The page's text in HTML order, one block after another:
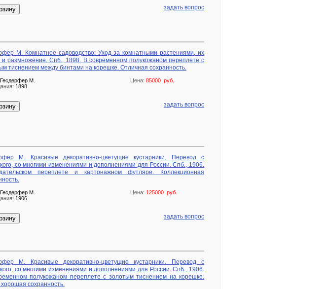
задать вопрос
М. Комнатное садоводство: Уход за комнатными растениями, их
и размножение. Спб., 1898. В современном полукожаном переплете с
тиснением между бинтами на корешке. Отличная сохранность.
Цена: 85000 руб.
Гесдерфер М.
1898
задать вопрос
М. Красивые декоративно-цветущие кустарники. Перевод с
со многими изменениями и дополнениями для России. Спб., 1906.
переплете и картонажном футляре. Коллекционная
Цена: 125000 руб.
Гесдерфер М.
1906
задать вопрос
М. Красивые декоративно-цветущие кустарники. Перевод с
со многими изменениями и дополнениями для России. Спб., 1906.
полукожаном переплете с золотым тиснением на корешке.
сохранность.